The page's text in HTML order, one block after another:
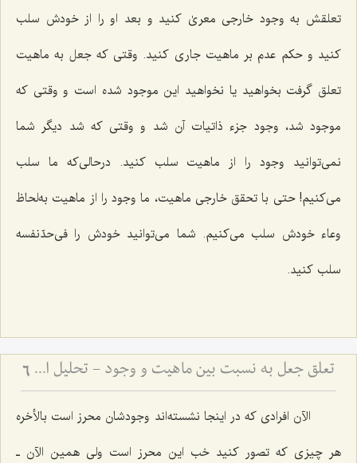
تعلقش به وجود خارجی معریٰ کنید و بعد او را از خودش سلب
کنید و حکم عدم بر ماهیت جاری کنید. وقتی که جعل به ماهیت
تعلق گرفت بخواهید یا نخواهید این موجود شده است و وقتی که
موجود شد، وجود جزء ذاتیات آن شد و وقتی که شد دیگر شما
نمی‌توانید وجود را از ماهیت سلب کنید. درحالی‌که ما سلب
می‌کنیم! حتی با تحقق خارجی ماهیت، ما وجود را از ماهیت به‌لحاظ
وعاء خودش سلب می‌کنیم. شما می‌توانید خودش را فی‌حدّنفسه
سلب کنید.
تعلق جعل به نسبت بین ماهیت و وجود - تحلیل ادله قائلین به جعل نسبت و نقد مبانی فلسفی آن 6
الآن افرادی که در اینجا نشسته‌اند وجودشان محرز است بالأخره
هر چیزی که تصور کنید خب این محرز است ولی همین الآن ـ